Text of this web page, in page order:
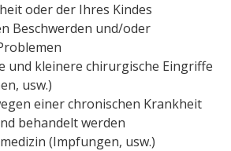
oder der Ihres Kindes
Beschwerden und/oder
und kleinere chirurgische Eingriffe
usw.)
einer chronischen Krankheit
behandelt werden
(Impfungen, usw.)